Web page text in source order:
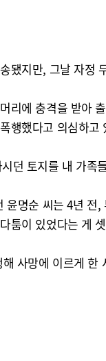
됐지만, 그날 자정
리에 충격을 받아
행했다고 의심하고
던 토지를 내 가족
윤명순 씨는 4년
툼이 있었다는 게
사망에 이르게 한